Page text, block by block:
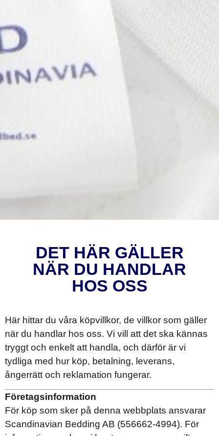
DET HÄR GÄLLER
NÄR DU HANDLAR
HOS OSS
Här hittar du våra köpvillkor, de villkor som gäller
när du handlar hos oss. Vi vill att det ska kännas
tryggt och enkelt att handla, och därför är vi
tydliga med hur köp, betalning, leverans,
ångerrätt och reklamation fungerar.
Företagsinformation
För köp som sker på denna webbplats ansvarar
Scandinavian Bedding AB (556662-4994). För